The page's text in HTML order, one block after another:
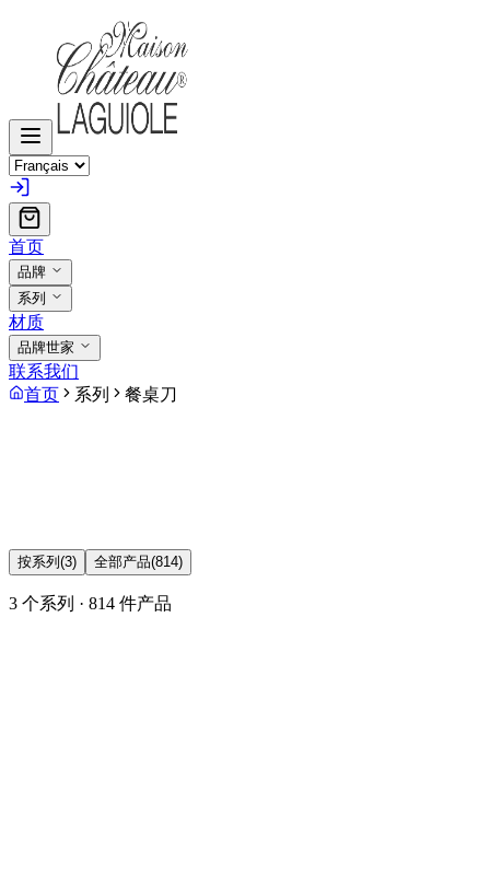
首页
品牌
系列
材质
品牌世家
联系我们
首页
系列 餐桌刀
按系列 (3) 全部产品(814)
3 个系列 · 814 件产品